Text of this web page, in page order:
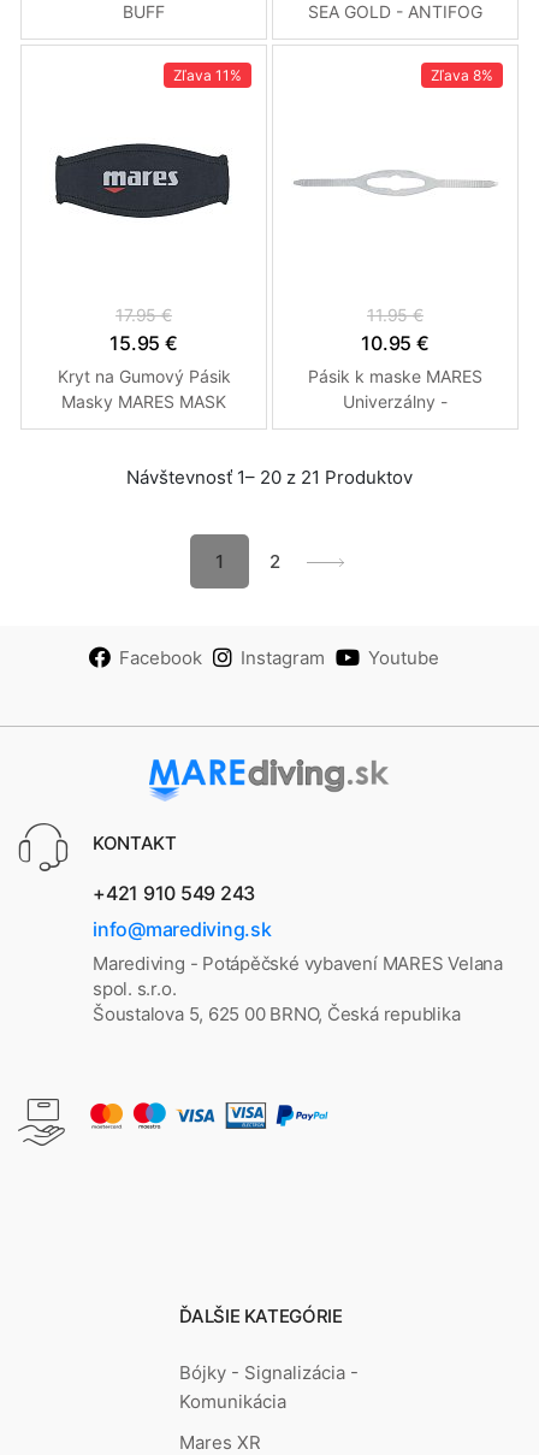
BUFF
SEA GOLD - ANTIFOG
(37ml kvapky)
Zľava 11%
17.95 €
15.95 €
Kryt na Gumový Pásik
Masky MARES MASK
STRAP TRILASTIC
Zľava 8%
11.95 €
10.95 €
Pásik k maske MARES
Univerzálny -
Transparentné
Návštevnosť 1– 20 z 21 Produktov
1 2
Facebook Instagram Youtube
KONTAKT
+421 910 549 243
info@marediving.sk
Marediving - Potápěčské vybavení MARES Velana
spol. s.r.o.
Šoustalova 5, 625 00 BRNO, Česká republika
ĎALŠIE KATEGÓRIE
Bójky - Signalizácia -
Komunikácia
Mares XR